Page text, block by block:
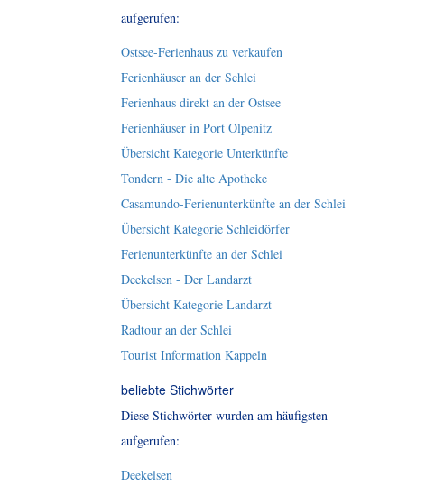
aufgerufen:
Ostsee-Ferienhaus zu verkaufen
Ferienhäuser an der Schlei
Ferienhaus direkt an der Ostsee
Ferienhäuser in Port Olpenitz
Übersicht Kategorie Unterkünfte
Tondern - Die alte Apotheke
Casamundo-Ferienunterkünfte an der Schlei
Übersicht Kategorie Schleidörfer
Ferienunterkünfte an der Schlei
Deekelsen - Der Landarzt
Übersicht Kategorie Landarzt
Radtour an der Schlei
Tourist Information Kappeln
beliebte Stichwörter
Diese Stichwörter wurden am häufigsten
aufgerufen:
Deekelsen